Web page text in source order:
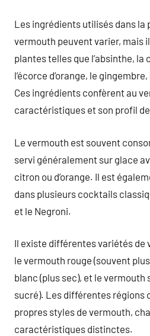
Les ingrédients utilisés dans la
vermouth peuvent varier, mais
plantes telles que l’absinthe,
l’écorce d’orange, le
Ces ingrédients confèrent au
caractéristiques et son profil
Le vermouth est souvent
servi généralement sur glace
citron ou d’orange. Il est
dans plusieurs cocktails
et le Negroni.
Il existe différentes variétés
le vermouth rouge (souvent
blanc (plus sec), et le vermouth
sucré). Les différentes régions
propres styles de vermouth,
caractéristiques distinctes.